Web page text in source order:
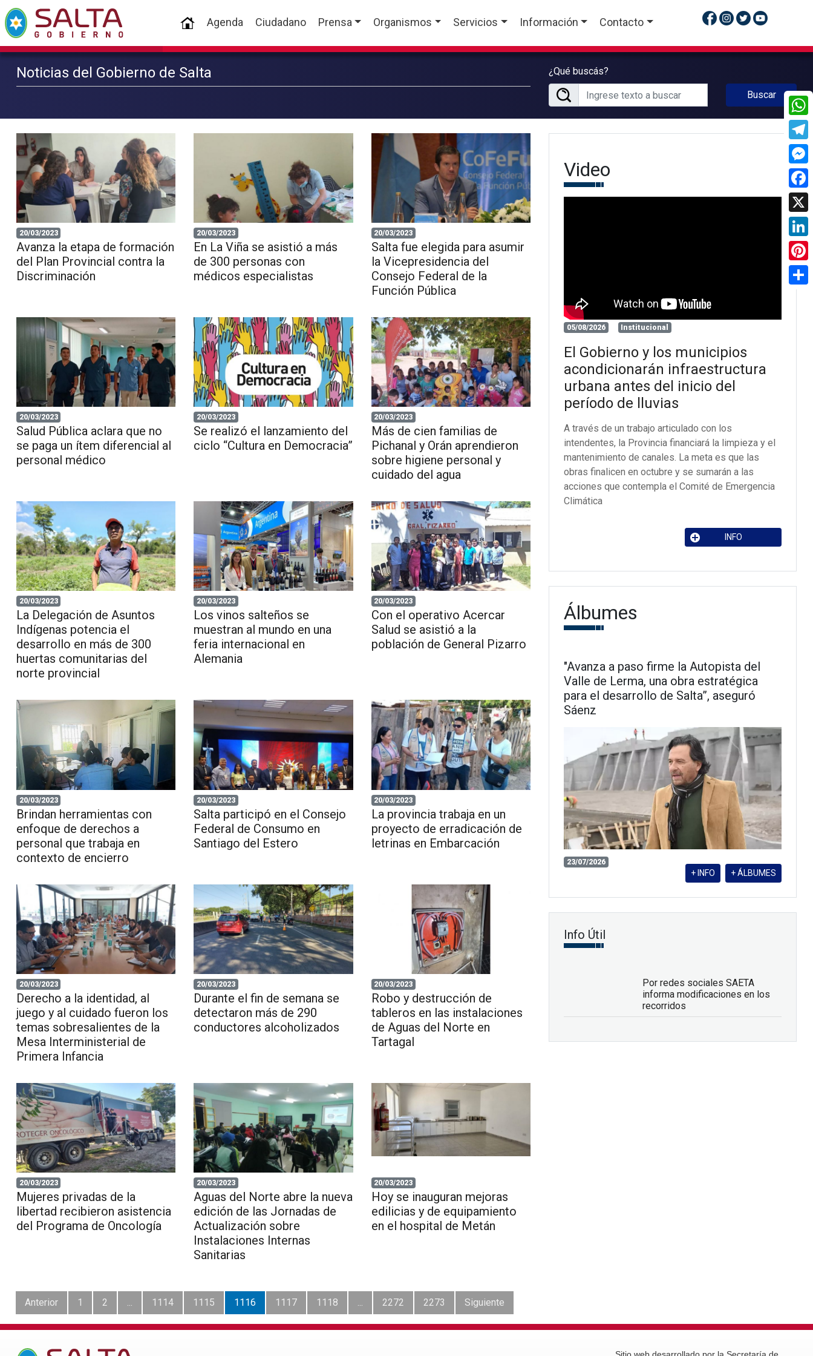
(current)
Agenda Ciudadano Prensa Organismos Servicios Información Contacto
Noticias del Gobierno de Salta ¿Qué buscás?
Buscar
20/03/2023
Avanza la etapa de formación
del Plan Provincial contra la
Discriminación
20/03/2023
En La Viña se asistió a más
de 300 personas con
médicos especialistas
20/03/2023
Salta fue elegida para asumir
la Vicepresidencia del
Consejo Federal de la
Función Pública
20/03/2023
Salud Pública aclara que no
se paga un ítem diferencial al
personal médico
20/03/2023
Se realizó el lanzamiento del
ciclo “Cultura en Democracia”
20/03/2023
Más de cien familias de
Pichanal y Orán aprendieron
sobre higiene personal y
cuidado del agua
20/03/2023
La Delegación de Asuntos
Indígenas potencia el
desarrollo en más de 300
huertas comunitarias del
norte provincial
20/03/2023
Los vinos salteños se
muestran al mundo en una
feria internacional en
Alemania
20/03/2023
Con el operativo Acercar
Salud se asistió a la
población de General Pizarro
20/03/2023
Brindan herramientas con
enfoque de derechos a
personal que trabaja en
contexto de encierro
20/03/2023
Salta participó en el Consejo
Federal de Consumo en
Santiago del Estero
20/03/2023
La provincia trabaja en un
proyecto de erradicación de
letrinas en Embarcación
20/03/2023
Derecho a la identidad, al
juego y al cuidado fueron los
temas sobresalientes de la
Mesa Interministerial de
Primera Infancia
20/03/2023
Durante el fin de semana se
detectaron más de 290
conductores alcoholizados
20/03/2023
Robo y destrucción de
tableros en las instalaciones
de Aguas del Norte en
Tartagal
20/03/2023
Mujeres privadas de la
libertad recibieron asistencia
del Programa de Oncología
20/03/2023
Aguas del Norte abre la nueva
edición de las Jornadas de
Actualización sobre
Instalaciones Internas
Sanitarias
20/03/2023
Hoy se inauguran mejoras
edilicias y de equipamiento
en el hospital de Metán
Anterior 1 2 ... 1114 1115 1116 1117 1118 ... 2272 2273 Siguiente
Video
05/08/2026 Institucional
El Gobierno y los municipios
acondicionarán infraestructura
urbana antes del inicio del
período de lluvias
A través de un trabajo articulado con los
intendentes, la Provincia financiará la limpieza y el
mantenimiento de canales. La meta es que las
obras finalicen en octubre y se sumarán a las
acciones que contempla el Comité de Emergencia
Climática
INFO
Álbumes
"Avanza a paso firme la Autopista del
Valle de Lerma, una obra estratégica
para el desarrollo de Salta”, aseguró
Sáenz
23/07/2026
+ ÁLBUMES
+ INFO
Info Útil
Por redes sociales SAETA
informa modificaciones en los
recorridos
X